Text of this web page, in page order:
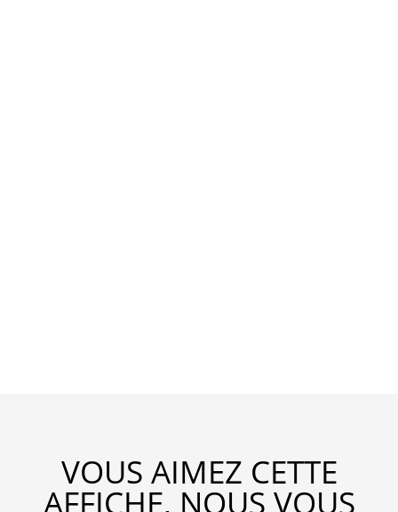
VOUS AIMEZ CETTE
AFFICHE, NOUS VOUS